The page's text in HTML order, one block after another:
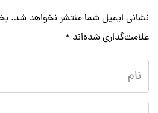
نشانی ایمیل شما منتشر نخواهد شد.
علامت‌گذاری شده‌اند *